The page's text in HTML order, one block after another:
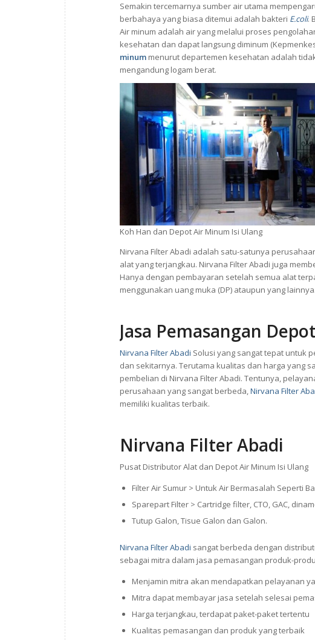
Semakin tercemarnya sumber air utama
berbahaya yang biasa ditemui adalah bakteri E.coli.
Air minum adalah air yang melalui proses
kesehatan dan dapat langsung diminum
minum menurut departemen kesehatan adalah
mengandung logam berat.
Koh Han dan Depot Air Minum Isi Ulang
Nirvana Filter Abadi adalah satu-satunya
alat yang terjangkau. Nirvana Filter Abadi juga
Hanya dengan pembayaran setelah semua alat
menggunakan uang muka (DP) ataupun yang lainnya.
Jasa Pemasangan
Nirvana Filter Abadi Solusi yang sangat tepat untuk
dan sekitarnya. Terutama kualitas dan harga yang
pembelian di Nirvana Filter Abadi. Tentunya,
perusahaan yang sangat berbeda, Nirvana Filter
memiliki kualitas terbaik.
Nirvana Filter Abadi
Pusat Distributor Alat dan Depot Air Minum Isi Ulang
Filter Air Sumur > Untuk Air Bermasalah Seperti
Sparepart Filter > Cartridge filter, CTO, GAC,
Tutup Galon, Tisue Galon dan Galon.
Nirvana Filter Abadi sangat berbeda dengan
sebagai mitra dalam jasa pemasangan produk-
Menjamin mitra akan mendapatkan pelayanan
Mitra dapat membayar jasa setelah selesai
Harga terjangkau, terdapat paket-paket tertentu
Kualitas pemasangan dan produk yang terbaik